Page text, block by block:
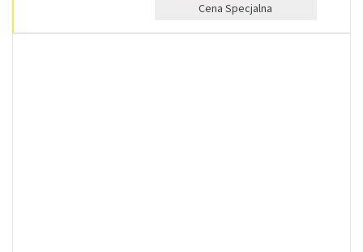
Cena Specjalna